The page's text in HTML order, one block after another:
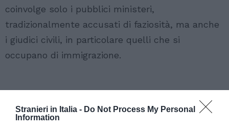
Stranieri in Italia - Do Not Process My Personal
Information
coinvolge solo i pubblici ministeri,
tradizionalmente accusati di faziosità, ma anche
i giudici civili, in particolare quelli che si
occupano di immigrazione.